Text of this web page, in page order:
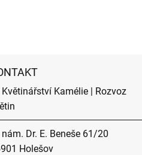
Květinářství Kamélie | Rozvoz
nám. Dr. E. Beneše 61/20
Holešov